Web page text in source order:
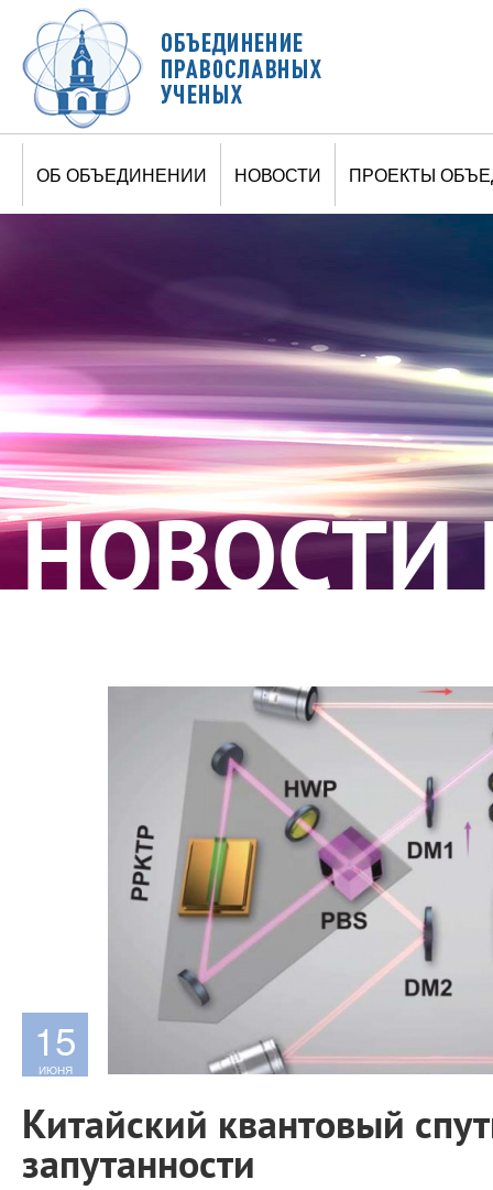
ОБ ОБЪЕДИНЕНИИ НОВОСТИ ПРОЕКТЫ
НОВОСТИ
15
ИЮНЯ
Китайский квантовый
запутанности